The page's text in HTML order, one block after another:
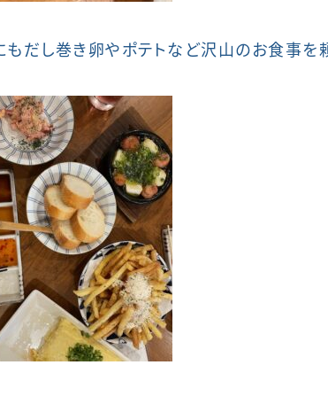
もだし巻き卵やポテトなど沢山のお食事を